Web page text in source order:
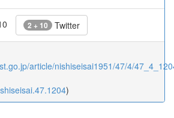
2 + 10 Twitter
article/nishiseisai1951/47/4/
)